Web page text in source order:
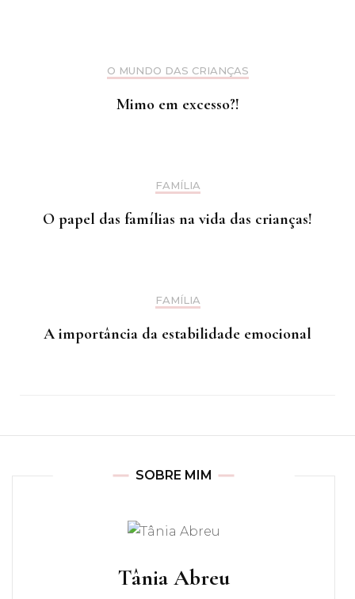
O MUNDO DAS CRIANÇAS
Mimo em excesso?!
FAMÍLIA
O papel das famílias na vida das crianças!
FAMÍLIA
A importância da estabilidade emocional
SOBRE MIM
Tânia Abreu